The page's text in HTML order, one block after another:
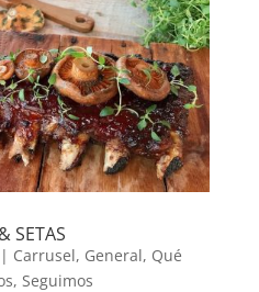
SETAS
Carrusel, General, Qué
, Seguimos